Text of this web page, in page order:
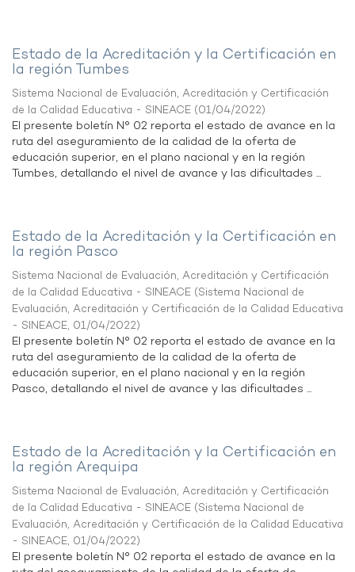
Estado de la Acreditación y la Certificación en
la región Tumbes
Sistema Nacional de Evaluación, Acreditación y Certificación
de la Calidad Educativa - SINEACE (01/04/2022)
El presente boletín N° 02 reporta el estado de avance en la
ruta del aseguramiento de la calidad de la oferta de
educación superior, en el plano nacional y en la región
Tumbes, detallando el nivel de avance y las dificultades ...
Estado de la Acreditación y la Certificación en
la región Pasco
Sistema Nacional de Evaluación, Acreditación y Certificación
de la Calidad Educativa - SINEACE (Sistema Nacional de
Evaluación, Acreditación y Certificación de la Calidad Educativa
- SINEACE, 01/04/2022)
El presente boletín N° 02 reporta el estado de avance en la
ruta del aseguramiento de la calidad de la oferta de
educación superior, en el plano nacional y en la región
Pasco, detallando el nivel de avance y las dificultades ...
Estado de la Acreditación y la Certificación en
la región Arequipa
Sistema Nacional de Evaluación, Acreditación y Certificación
de la Calidad Educativa - SINEACE (Sistema Nacional de
Evaluación, Acreditación y Certificación de la Calidad Educativa
- SINEACE, 01/04/2022)
El presente boletín N° 02 reporta el estado de avance en la